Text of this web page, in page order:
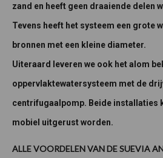
zand en heeft geen draaiende delen
Tevens heeft het systeem een grote
bronnen met een kleine diameter.
Uiteraard leveren we ook het alom
oppervlaktewatersysteem met de
centrifugaalpomp. Beide installaties
mobiel uitgerust worden.
ALLE VOORDELEN VAN DE SUEVIA